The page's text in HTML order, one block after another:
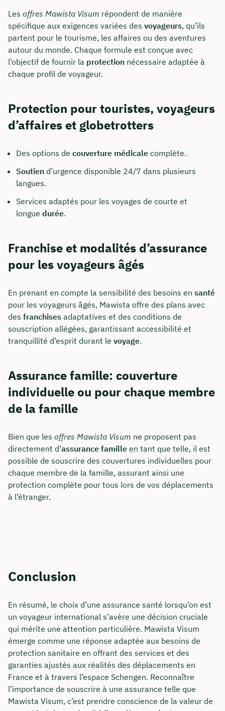
Les offres Mawista Visum répondent de manière
spécifique aux exigences variées des voyageurs, qu’ils
partent pour le tourisme, les affaires ou des aventures
autour du monde. Chaque formule est conçue avec
l’objectif de fournir la protection nécessaire adaptée à
chaque profil de voyageur.
Protection pour touristes, voyageurs
d’affaires et globetrotters
Des options de couverture médicale complète.
Soutien d’urgence disponible 24/7 dans plusieurs
langues.
Services adaptés pour les voyages de courte et
longue durée.
Franchise et modalités d’assurance
pour les voyageurs âgés
En prenant en compte la sensibilité des besoins en santé
pour les voyageurs âgés, Mawista offre des plans avec
des franchises adaptatives et des conditions de
souscription allégées, garantissant accessibilité et
tranquillité d’esprit durant le voyage.
Assurance famille: couverture
individuelle ou pour chaque membre
de la famille
Bien que les offres Mawista Visum ne proposent pas
directement d’assurance famille en tant que telle, il est
possible de souscrire des couvertures individuelles pour
chaque membre de la famille, assurant ainsi une
protection complète pour tous lors de vos déplacements
à l’étranger.
Conclusion
En résumé, le choix d’une assurance santé lorsqu’on est
un voyageur international s’avère une décision cruciale
qui mérite une attention particulière. Mawista Visum
émerge comme une réponse adaptée aux besoins de
protection sanitaire en offrant des services et des
garanties ajustés aux réalités des déplacements en
France et à travers l’espace Schengen. Reconnaître
l’importance de souscrire à une assurance telle que
Mawista Visum, c’est prendre conscience de la valeur de